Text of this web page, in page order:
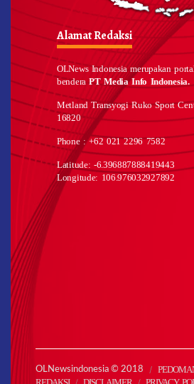
Alamat Redaksi
OLNews Indonesia merupakan
benderaPT Media Info Indonesia.
Metland Transyogi Ruko Sport
16820
Phone : +62 021 2296 7582
Latitude: -6.396887888419443
Longitude: 106.976032927892
OLNewsindonesia © 2018